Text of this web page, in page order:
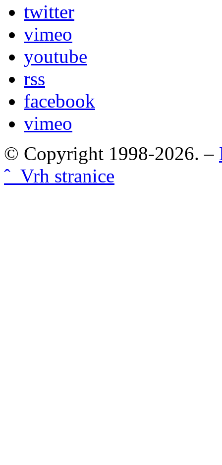
twitter
vimeo
youtube
rss
facebook
vimeo
© Copyright 1998-2026. –
ˆ Vrh stranice